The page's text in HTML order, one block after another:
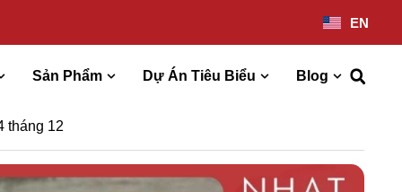
EN
Sản Phẩm Dự Án Tiêu Biểu Blog
tháng 12